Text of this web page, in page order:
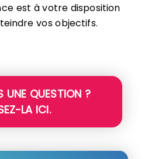
est à votre disposition
vos objectifs.
UNE QUESTION ?
LA ICI.